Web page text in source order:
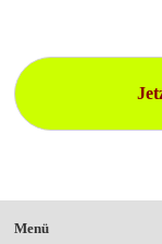
Menü